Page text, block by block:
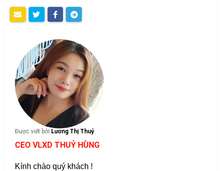
Được viết bởi: Lương Thị Thuỷ
CEO VLXD THUỶ HÙNG
Kính chào quý khách !